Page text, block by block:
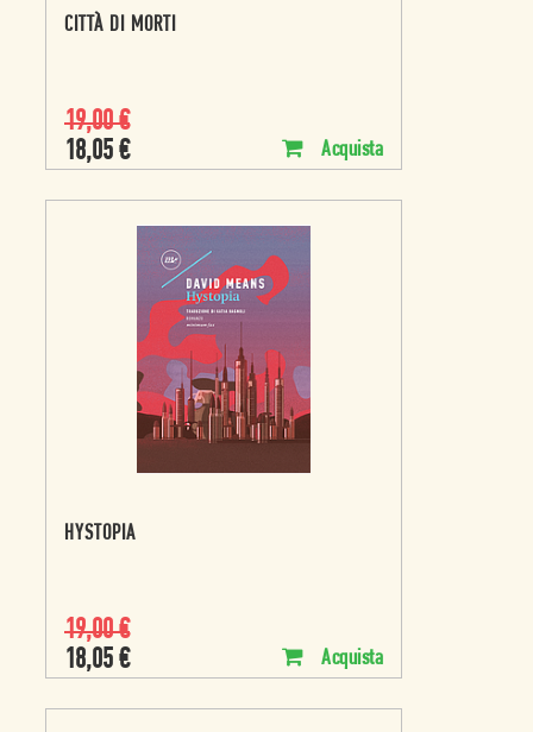
CITTÀ DI MORTI
19,00€
18,05 € Acquista
HYSTOPIA
19,00€
18,05 € Acquista